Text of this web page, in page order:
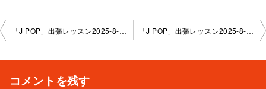
投
「J POP」出張レッスン2025-8-6-no0159-0107 「J POP」出張レッスン2025-8-20-no0159-0107
コメントを残す